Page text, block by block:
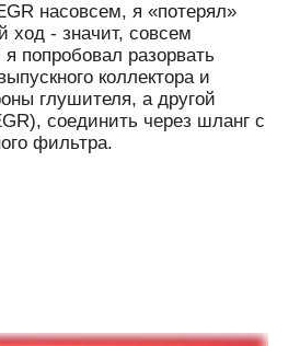
насовсем, я «потерял»
ход - значит, совсем
попробовал разорвать
коллектора и
глушителя, а другой
соединить через шланг с
фильтра.